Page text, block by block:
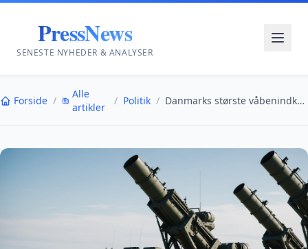
PressNews
SENESTE NYHEDER & ANALYSER
Forside /
Alle
artikler
/ Politik / Danmarks største våbenindkøb og nye sikkerhedsinit...